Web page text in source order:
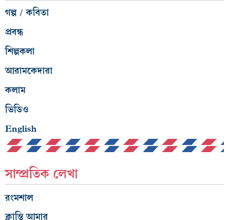
গল্প / কবিতা
প্রবন্ধ
শিল্পকলা
আরামকেদারা
কলাম
ভিডিও
English
সাম্প্রতিক লেখা
রংমশাল
ক্লান্তি আমার